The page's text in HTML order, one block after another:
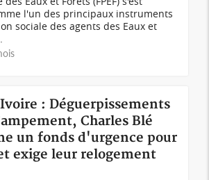
l'un des principaux instruments
sociale des agents des Eaux et
: Déguerpissements
Charles Blé
un fonds d'urgence pour
exige leur relogement